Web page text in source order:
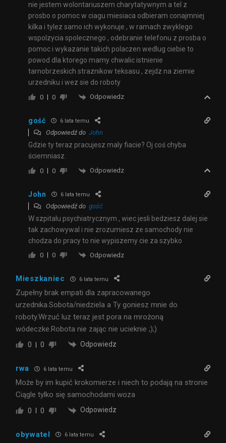
nie jestem wolontariuszem charytatywnym a tel z
prosbo o pomoc w ciagu miesiaca odbieram conajmniej
kilka i tylez samo ich wykonuje , w ramach zwyklego
wspolzycia spolecznego , odebranie telefonu z prosba o
pomoc i wykazanie takich polaczen wedlug ciebie to
powod dla ktorego mamy chwalic istnienie
tarnobrzeskich straznikow teksasu , zejdz na ziemie
urzedniku i wez sie do roboty
0 0 Odpowiedz
gość 6 lata temu
Odpowiedź do John
Gdzie ty teraz pracujesz maly fiacie? Oj coś chyba
ściemniasz.
0 0 Odpowiedz
John 6 lata temu
Odpowiedź do gość
W szpitalu psychiatrycznym , wiec jesli bedziesz dalej sie
tak zachowywal i nie zrozumiesz ze samochody nie
chodza do pracy to nie wypiszemy cie za szybko
0 0 Odpowiedz
Mieszkaniec 6 lata temu
Zupełny brak empati dla zapracowanego
urzednika.Sobota/niedziela a Ty goniesz mnie do
roboty.Wrzuć luz teraz jest pora na mrożoną
wódeczke.Robota nie zając nie ucieknie ;);)
0 0 Odpowiedz
rwa 6 lata temu
Może by im kupić krokomierze i niech to podają na stronie
Ciągle tylko się samochodami woza
0 0 Odpowiedz
obywatel 6 lata temu